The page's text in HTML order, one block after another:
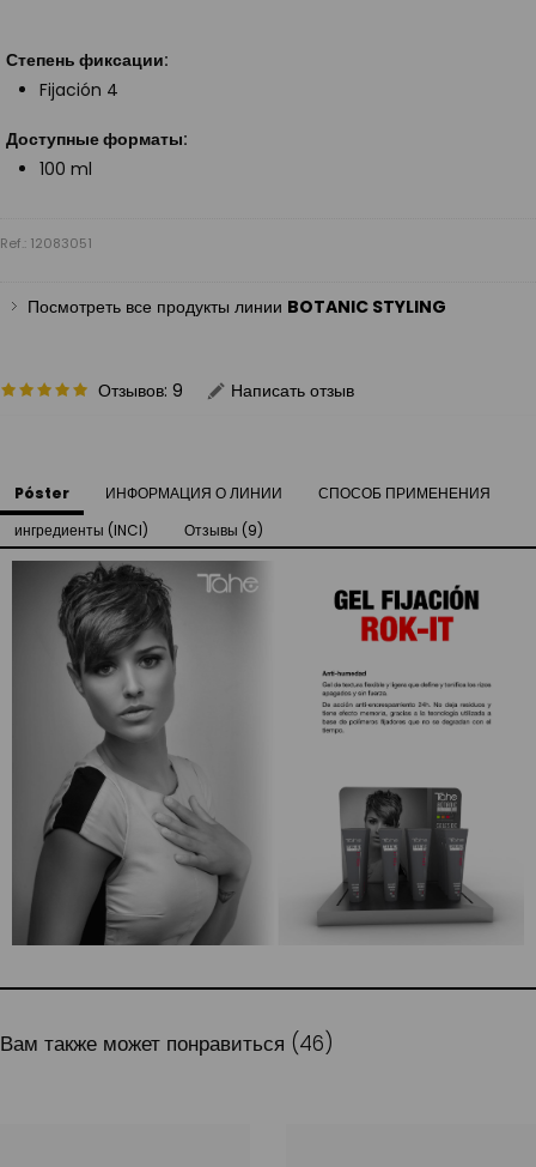
Степень фиксации:
Fijación 4
Доступные форматы:
100 ml
Ref.: 12083051
Посмотреть все продукты линии BOTANIC STYLING
Отзывов: 9 Написать отзыв
Póster ИНФОРМАЦИЯ О ЛИНИИ
СПОСОБ ПРИМЕНЕНИЯ
ингредиенты (INCI)
Отзывы (9)
Вам также может понравиться (46)